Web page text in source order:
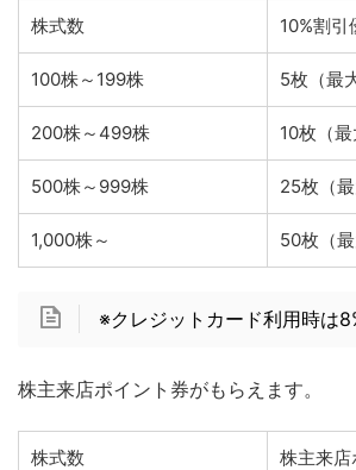
株式数 10%割引
100株～199株 5枚（最
200株～499株 10枚（最
500株～999株 25枚（
1,000株～ 50枚（
※クレジットカード利用時は
株主来店ポイント券がもらえます。
株式数
株主来